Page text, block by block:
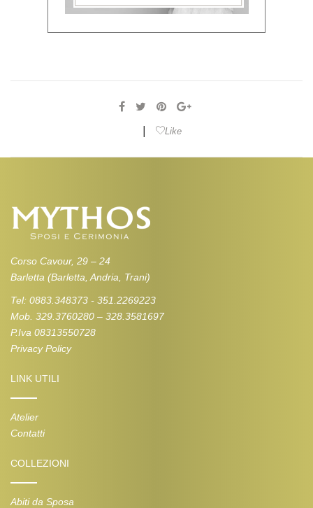
Like
Corso Cavour, 29 – 24
Barletta (Barletta, Andria, Trani)
Tel: 0883.348373 - 351.2269223
Mob. 329.3760280 – 328.3581697
P.Iva 08313550728
Privacy Policy
LINK UTILI
Atelier
Contatti
COLLEZIONI
Abiti da Sposa